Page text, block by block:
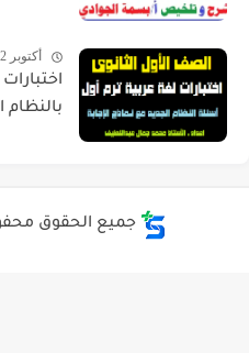
أكتوبر 12, 2024
اختبارات
بالنظام
جميع الحقوق